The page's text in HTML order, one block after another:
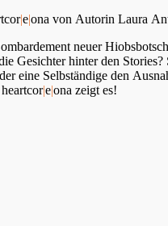
|e|ona von Autorin Laura
neuer
Gesichter hinter den
eine Selbständige den
|e|ona zeigt es!